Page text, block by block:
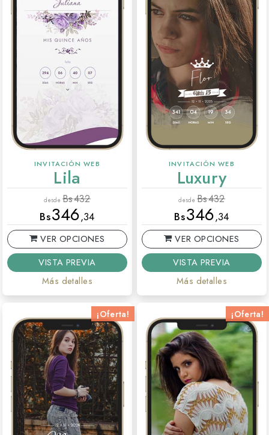
INVITACIÓN WEB
Lila
desdeBs432
Bs346,34
VER OPCIONES
VISTA PREVIA
Más detalles
INVITACIÓN WEB
Luxury
desdeBs432
Bs346,34
VER OPCIONES
VISTA PREVIA
Más detalles
¡Oferta! ¡Oferta!